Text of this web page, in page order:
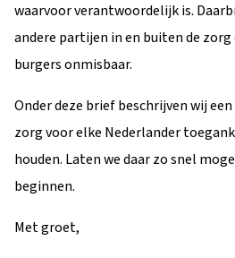
waarvoor verantwoordelijk is.
andere partijen in en buiten de zorg
burgers onmisbaar.
Onder deze brief beschrijven wij
zorg voor elke Nederlander
houden. Laten we daar zo snel
beginnen.
Met groet,